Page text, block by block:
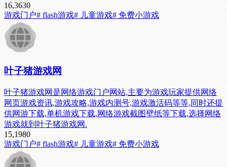
16,3630
游戏门户# flash游戏# 儿童游戏# 免费小游戏
叶子猪游戏网
叶子猪游戏网是网络游戏门户网站,主要为游戏玩家提供网络
网页游戏资讯,游戏攻略,游戏内测号,游戏激活码等等,同时还提
供网游下载,单机游戏下载,网络游戏截图壁纸等下载,选择网络
游戏就到叶子猪游戏网.
15,1980
游戏门户# flash游戏# 儿童游戏# 免费小游戏